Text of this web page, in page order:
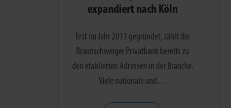
expandiert nach Köln
Erst im Jahr 2013 gegründet, zählt die
Braunschweiger Privatbank bereits zu
den etablierten Adressen in der Branche.
Viele nationale und…